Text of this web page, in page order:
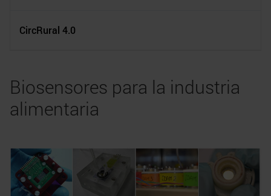
CircRural 4.0
Biosensores para la industria
alimentaria